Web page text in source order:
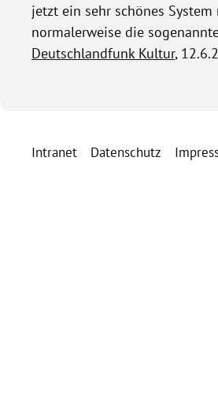
jetzt ein sehr schönes
normalerweise die
Deutschlandfunk Kultur,
Intranet Datenschutz